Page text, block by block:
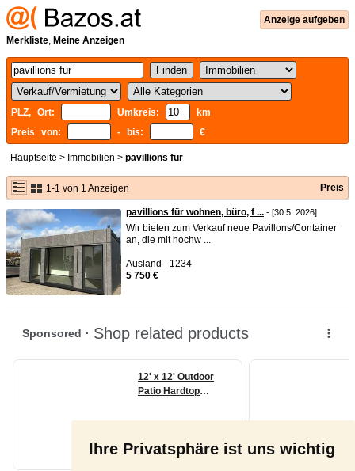
Ihre Privatsphäre ist uns wichtig
Anzeige aufgeben
Merkliste, Meine Anzeigen
PLZ, Ort: Umkreis:
km
Preis von:
- bis: €
Hauptseite > Immobilien > pavillions fur
1-1 von 1 Anzeigen Preis
pavillions für wohnen, büro, f ... - [30.5. 2026]
Wir bieten zum Verkauf neue Pavillons/Container
an, die mit hochw ...
Ausland - 1234
5 750 €